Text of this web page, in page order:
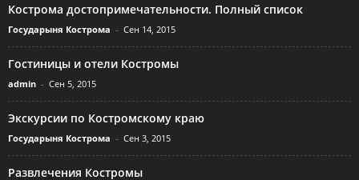
Кострома достопримечательности. Полный список
Государыня Кострома - Сен 14, 2015
Гостиницы и отели Костромы
admin - Сен 5, 2015
Экскурсии по Костромскому краю
Государыня Кострома - Сен 3, 2015
Развлечения Костромы